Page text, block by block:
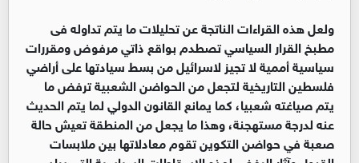
ولعل هذه القراءات الناتجة عن تحليلات ما يتم تداوله فى
مطبخ القرار السياسي تصطدم بواقع ذاتي مرفوض ومقررات
سياسية أممية لا تجيز لاسرائيل من بسط سيادتها على أراضي
فلسطين التاريخية لتجعل من الحواضن الشعبية ترفض ما
يتم صياغته شعبيا، كما يمانع القانون الدولي لما يتم الحديث
عنه لدرجة مستهجنة، وهذا ما يجعل من المنطقة تعيش حالة
صعبة في حواضن التكوين تقوم معادلاتها بين ملابسات